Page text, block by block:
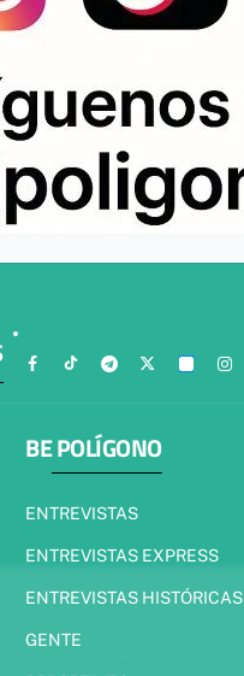
BE POLÍGONO
ENTREVISTAS
ENTREVISTAS EXPRESS
ENTREVISTAS HISTÓRICAS
GENTE